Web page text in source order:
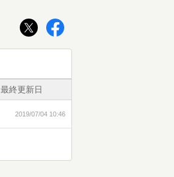
最終更新日
2019/07/04 10:46